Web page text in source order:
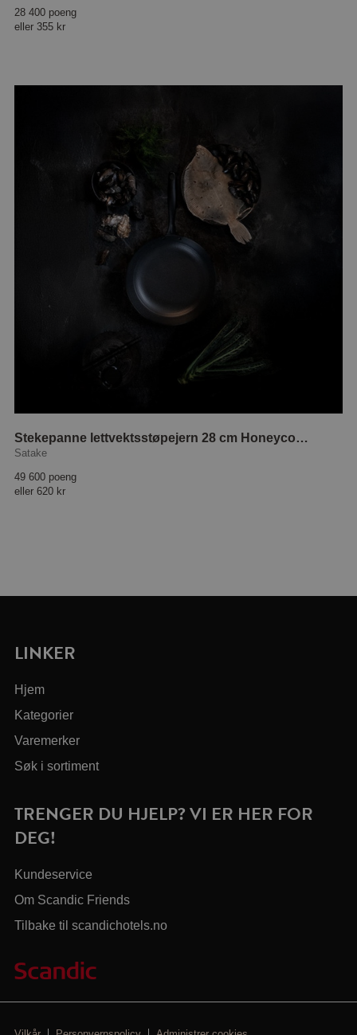
28 400 poeng
eller 355 kr
Stekepanne lettvektsstøpejern 28 cm Honeycomb
Satake
49 600 poeng
eller 620 kr
LINKER
Hjem
Kategorier
Varemerker
Søk i sortiment
TRENGER DU HJELP? VI ER HER FOR
DEG!
Kundeservice
Om Scandic Friends
Tilbake til scandichotels.no